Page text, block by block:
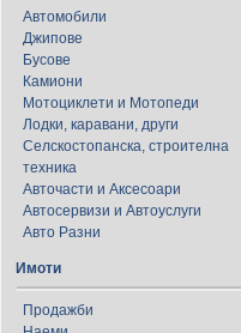
Автомобили
Джипове
Бусове
Камиони
Мотоциклети и Мотопеди
Лодки, каравани, други
Селскостопанска, строителна
техника
Авточасти и Аксесоари
Автосервизи и Автоуслуги
Авто Разни
Имоти
Продажби